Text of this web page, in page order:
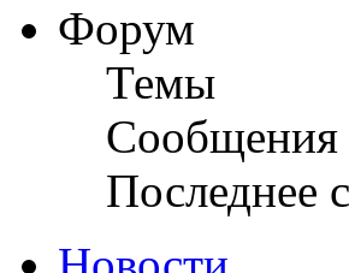
Форум
Темы
Сообщения
Последнее